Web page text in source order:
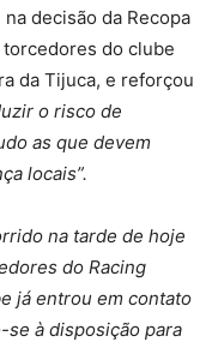
decisão da Recopa
do clube
da Tijuca, e reforçou
o risco de
as que devem
locais”.
na tarde de hoje
do Racing
já entrou em contato
se à disposição para